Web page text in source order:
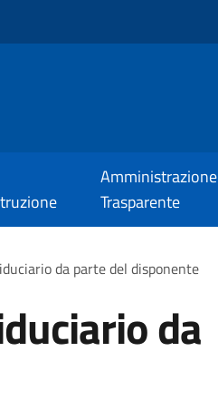
Amministrazione
Trasparente
da parte del disponente
da